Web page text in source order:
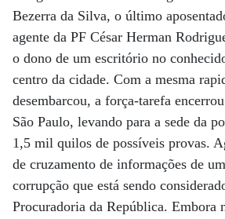
Bezerra da Silva, o último
agente da PF César Herman
o dono de um escritório no
centro da cidade. Com a mesma
desembarcou, a força-tarefa
São Paulo, levando para a sede da
1,5 mil quilos de possíveis provas.
de cruzamento de informações de
corrupção que está sendo
Procuradoria da República. Embora